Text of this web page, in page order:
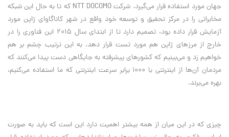
جهان مورد استفاده قرار می‌گیرد. شرکتNTT DOCOMOکه تا به حال این شبکه
مخابراتی را در مرکز تحقیق و توسعه خود واقع در شهر کاناگاوای ژاپن مورد
آزمایش قرار داده بود، تصمیم دارد تا از ابتدای سال 2015 این فناوری را در
خارج از مرزهای ژاپن هم مورد تست قرار دهد. به این ترتیب چشم بر هم
خواهیم زد و می‌بینیم که کشورهای پیشرفته به جایگاهی دست پیدا می‌کنند که
مردمان آن‌ها از اینترنتی با 1000 برابر سرعت اینترنتی که ما استفاده می‌کنیم،
بهره می‌برند.
چیزی که در این میان از همه بیشتر اهمیت دارد این است که باید به صورت